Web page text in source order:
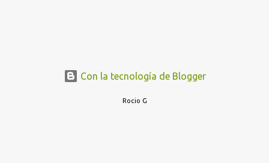
Con la tecnología de Blogger
Rocio G